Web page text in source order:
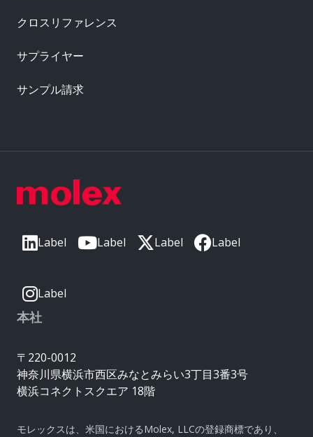
Label Label Label Label
Label
本社
〒220-0012
神奈川県横浜市西区みなとみらい3丁目3番3号
横浜コネクトスクエア 18階
モレックスは、米国におけるMolex, LLCの登録商標であり、
クロスリファレンス
サプライヤー
サンプル請求